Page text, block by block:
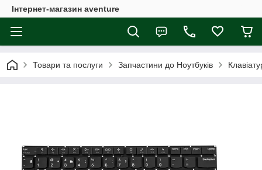
Інтернет-магазин aventure
Товари та послуги Запчастини до Ноутбуків